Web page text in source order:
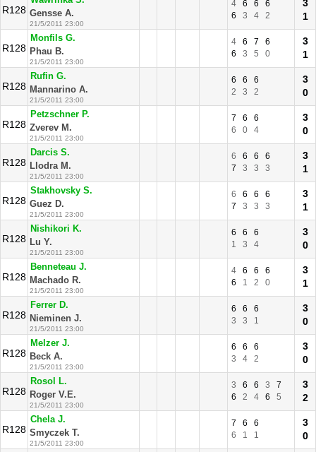
R128 Gensse A.
21/5/2011 23:00
4 6 6
6
6
3 4 2
3
1
R128
Monfils G.
Phau B.
21/5/2011 23:00
4 6 7
6
6
3 5 0
3
1
R128
Rufin G.
Mannarino A.
21/5/2011 23:00
6 6
6
2
3 2
3
0
R128
Petzschner P.
Zverev M.
21/5/2011 23:00
7 6
6
6
0 4
3
0
R128
Darcis S.
Llodra M.
21/5/2011 23:00
6 6 6
6
7
3 3 3
3
1
R128
Stakhovsky S.
Guez D.
21/5/2011 23:00
6 6 6
6
7
3 3 3
3
1
R128
Nishikori K.
Lu Y.
21/5/2011 23:00
6 6
6
1
3 4
3
0
R128
Benneteau J.
Machado R.
21/5/2011 23:00
4 6 6
6
6
1 2 0
3
1
R128
Ferrer D.
Nieminen J.
21/5/2011 23:00
6 6
6
3
3 1
3
0
R128
Melzer J.
Beck A.
21/5/2011 23:00
6 6
6
3
4 2
3
0
R128
Rosol L.
Roger V.E.
21/5/2011 23:00
3 6 6 3
7
6
2 4 6 5
3
2
R128
Chela J.
Smyczek T.
21/5/2011 23:00
7 6
6
6
1 1
3
0